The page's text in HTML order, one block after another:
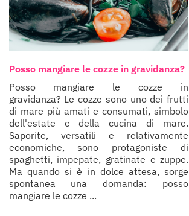
Posso mangiare le cozze in gravidanza?
Posso mangiare le cozze in
gravidanza? Le cozze sono uno dei frutti
di mare più amati e consumati, simbolo
dell'estate e della cucina di mare.
Saporite, versatili e relativamente
economiche, sono protagoniste di
spaghetti, impepate, gratinate e zuppe.
Ma quando si è in dolce attesa, sorge
spontanea una domanda: posso
mangiare le cozze ...